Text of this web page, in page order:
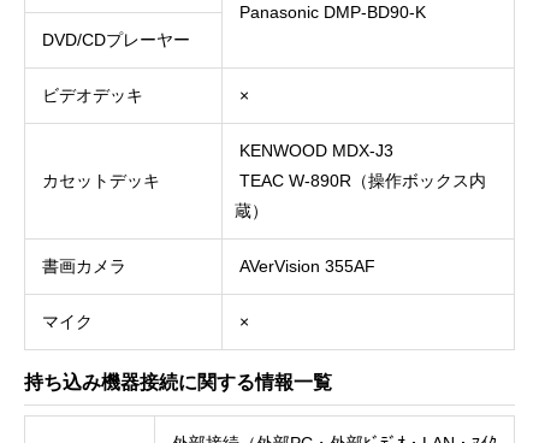
Panasonic DMP-BD90-K
DVD/CDプレーヤー
ビデオデッキ ×
カセットデッキ
KENWOOD MDX-J3
TEAC W-890R（操作ボックス内
蔵）
書画カメラ AVerVision 355AF
マイク ×
持ち込み機器接続に関する情報一覧